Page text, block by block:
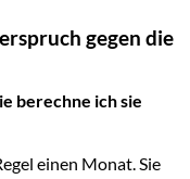
gegen die
berechne ich sie
einen Monat. Sie